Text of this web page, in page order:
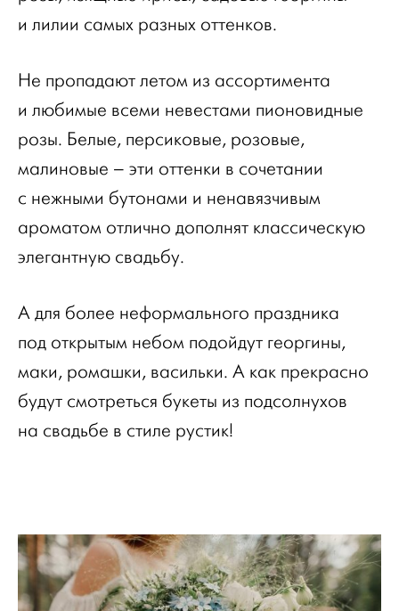
и лилии самых разных оттенков.
Не пропадают летом из ассортимента
и любимые всеми невестами пионовидные
розы. Белые, персиковые, розовые,
малиновые – эти оттенки в сочетании
с нежными бутонами и ненавязчивым
ароматом отлично дополнят классическую
элегантную свадьбу.
А для более неформального праздника
под открытым небом подойдут георгины,
маки, ромашки, васильки. А как прекрасно
будут смотреться букеты из подсолнухов
на свадьбе в стиле рустик!